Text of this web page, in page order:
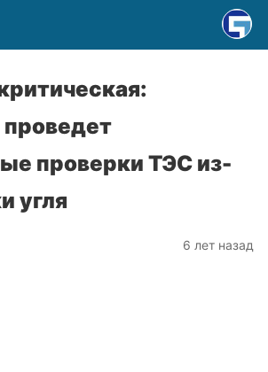
проведет
проверки ТЭС из-
угля
6 лет назад